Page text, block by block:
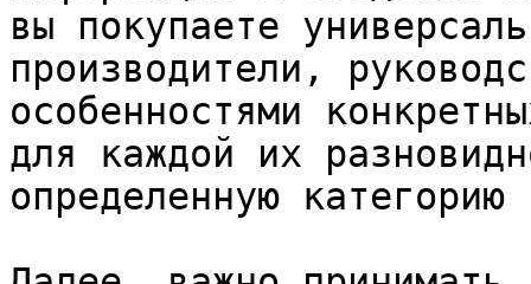
вы покупаете
производители,
особенностями
для каждой их
определенную